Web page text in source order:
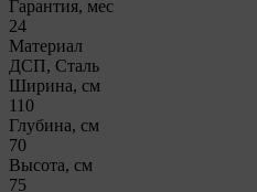
Гарантия, мес
24
Материал
ДСП, Сталь
Ширина, см
110
Глубина, см
70
Высота, см
75